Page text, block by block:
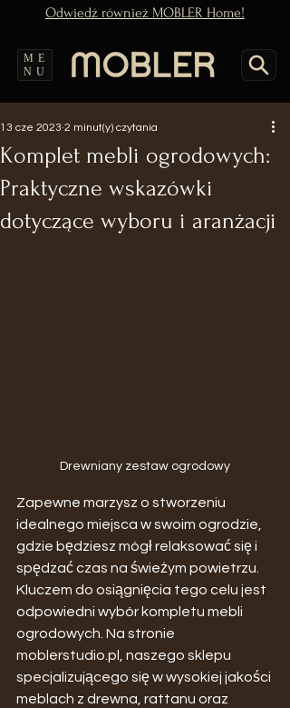
ME
NU
Odwiedź również MOBLER Home!
Komplet mebli ogrodowych:
Praktyczne wskazówki
dotyczące wyboru i aranżacji
13 cze 2023 2 minut(y) czytania
Drewniany zestaw ogrodowy
Zapewne marzysz o stworzeniu
idealnego miejsca w swoim ogrodzie,
gdzie będziesz mógł relaksować się i
spędzać czas na świeżym powietrzu.
Kluczem do osiągnięcia tego celu jest
odpowiedni wybór kompletu mebli
ogrodowych. Na stronie
moblerstudio.pl, naszego sklepu
specjalizującego się w wysokiej jakości
meblach z drewna, rattanu oraz